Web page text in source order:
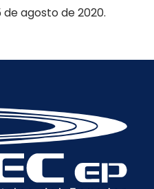
agosto de 2020.